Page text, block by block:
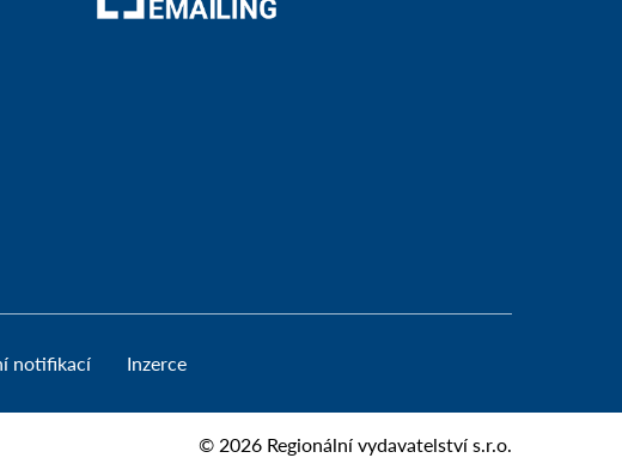
notifikací Inzerce
© 2026 Regionální vydavatelství s.r.o.